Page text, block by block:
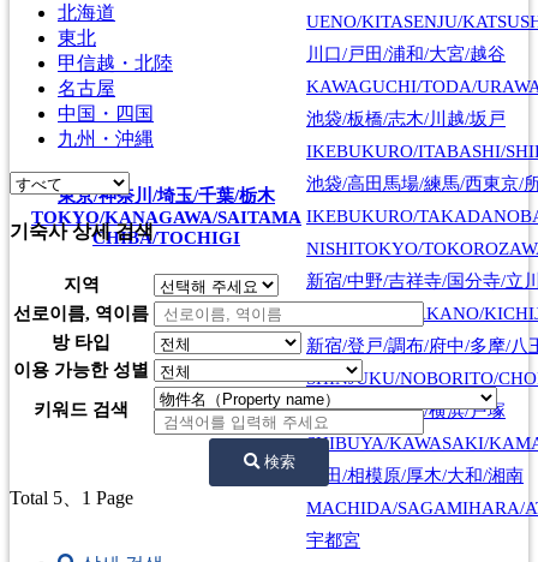
東京/神奈川/埼玉/千葉/栃木
TOKYO/KANAGAWA/SAITAMA
CHIBA/TOCHIGI
UENO/KITASENJU/
川口/戸田/浦和/大宮/越谷
KAWAGUCHI/TODA/
池袋/板橋/志木/川越/坂戸
IKEBUKURO/ITABASHI/
池袋/高田馬場/練馬/西東京/
IKEBUKURO/
NISHITOKYO/
新宿/中野/吉祥寺/国分寺/立
SHINJUKU/NAKANO/
新宿/登戸/調布/府中/多摩/八
SHINJUKU/NOBORITO/
渋谷/川崎/蒲田/横浜/戸塚
SHIBUYA/KAWASAKI/
町田/相模原/厚木/大和/湘南
MACHIDA/SAGAMIHARA/
宇都宮
北海道
東北
甲信越・北陸
名古屋
中国・四国
九州・沖縄
기숙사 상세 검색
지역
선로이름, 역이름
방 타입
이용 가능한 성별
키워드 검색
検索
Total 5、1 Page